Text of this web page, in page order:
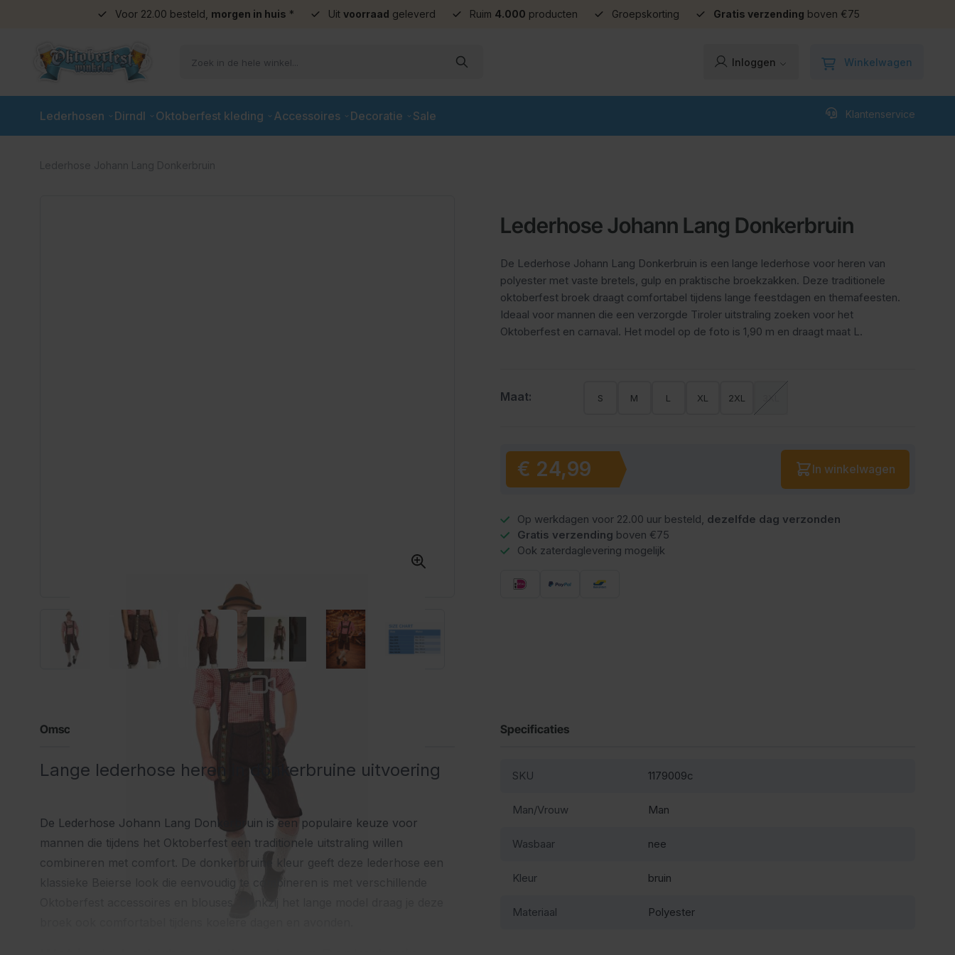
Voor 22.00 besteld, morgen in huis * Uit voorraad geleverd Ruim 4.000 producten Groepskorting Gratis verzending boven €75
Inloggen Winkelwagen
Lederhosen Dirndl Oktoberfest kleding Accessoires Decoratie Sale Klantenservice
Lederhose Johann Lang Donkerbruin
Lederhose Johann Lang Donkerbruin
De Lederhose Johann Lang Donkerbruin is een lange lederhose voor heren van
polyester met vaste bretels, gulp en praktische broekzakken. Deze traditionele
oktoberfest broek draagt comfortabel tijdens lange feestdagen en themafeesten.
Ideaal voor mannen die een verzorgde Tiroler uitstraling zoeken voor het
Oktoberfest en carnaval. Het model op de foto is 1,90 m en draagt maat L.
Maat: S M L XL 2XL 3XL
Vanaf:
€ 24,99
Aantal
In winkelwagen
Op werkdagen voor 22.00 uur besteld, dezelfde dag verzonden
Gratis verzending boven €75
Ook zaterdaglevering mogelijk
Omschrijving
Lange lederhose heren in donkerbruine uitvoering
De Lederhose Johann Lang Donkerbruin is een populaire keuze voor
mannen die tijdens het Oktoberfest een traditionele uitstraling willen
combineren met comfort. De donkerbruine kleur geeft deze lederhose een
Specificaties
SKU 1179009c
Man/Vrouw Man
Wasbaar nee
Kleur bruin
Materiaal Polyester